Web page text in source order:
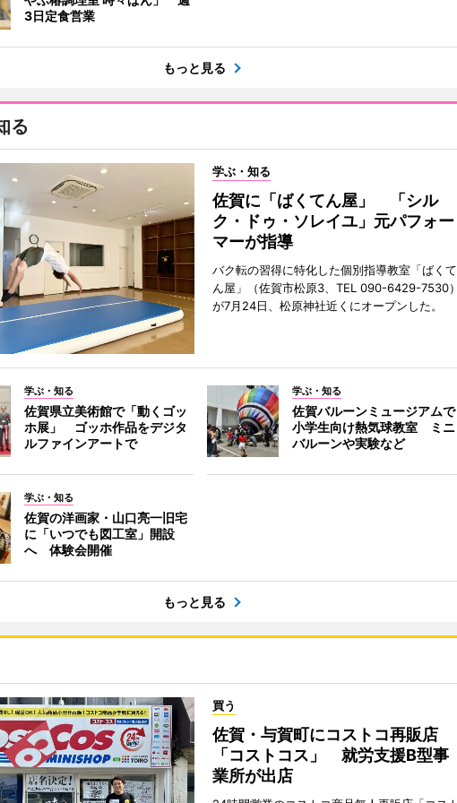
3日定食営業
もっと見る
る
学ぶ・知る
佐賀に「ばくてん屋」 「シル
ク・ドゥ・ソレイユ」元パフォー
マーが指導
バク転の習得に特化した個別指導教室「ばくて
ん屋」（佐賀市松原3、TEL 090-6429-7530）
が7月24日、松原神社近くにオープンした。
学ぶ・知る
佐賀県立美術館で「動くゴッ
ホ展」 ゴッホ作品をデジタ
ルファインアートで
学ぶ・知る
佐賀バルーンミュージアムで
小学生向け熱気球教室 ミニ
バルーンや実験など
学ぶ・知る
佐賀の洋画家・山口亮一旧宅
に「いつでも図工室」開設
へ 体験会開催
もっと見る
買う
佐賀・与賀町にコストコ再販店
「コストコス」 就労支援B型事
業所が出店